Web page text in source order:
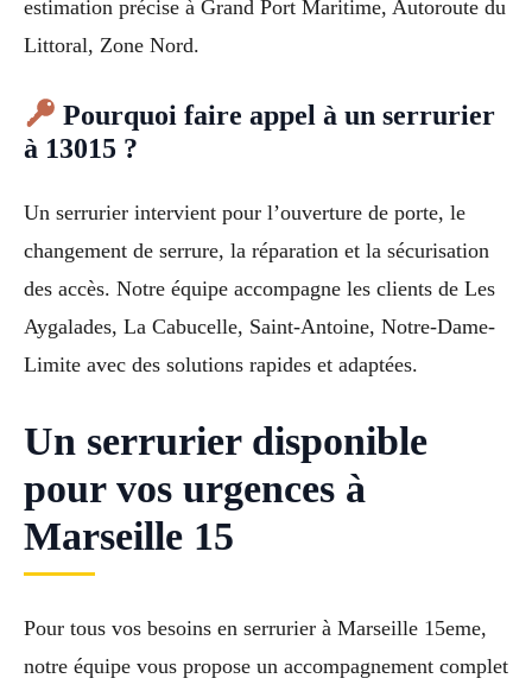
estimation précise à Grand Port Maritime, Autoroute du
Littoral, Zone Nord.
Pourquoi faire appel à un serrurier
à 13015 ?
Un serrurier intervient pour l’ouverture de porte, le
changement de serrure, la réparation et la sécurisation
des accès. Notre équipe accompagne les clients de Les
Aygalades, La Cabucelle, Saint-Antoine, Notre-Dame-
Limite avec des solutions rapides et adaptées.
Un serrurier disponible
pour vos urgences à
Marseille 15
Pour tous vos besoins en serrurier à Marseille 15eme,
notre équipe vous propose un accompagnement complet